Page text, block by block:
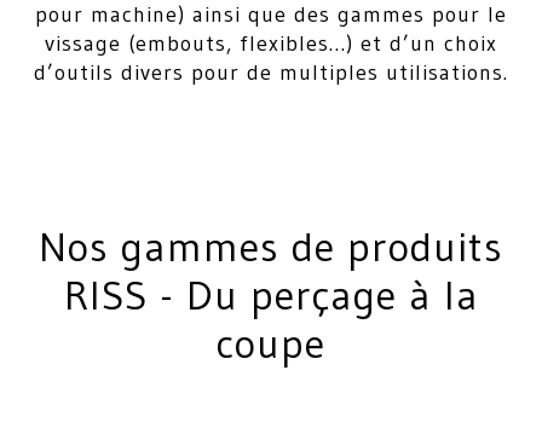
pour machine) ainsi que des gammes pour le
vissage (embouts, flexibles…) et d’un choix
d’outils divers pour de multiples utilisations.
Nos gammes de produits
RISS - Du perçage à la
coupe